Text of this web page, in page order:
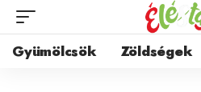
Gyümölcsök Zöldségek